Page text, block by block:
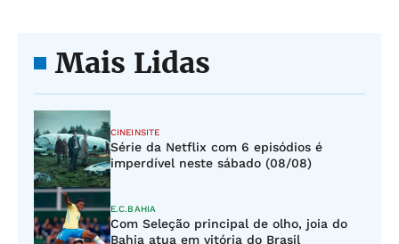
Mais Lidas
CINEINSITE
Série da Netflix com 6 episódios é
imperdível neste sábado (08/08)
E.C.BAHIA
Com Seleção principal de olho, joia do
Bahia atua em vitória do Brasil